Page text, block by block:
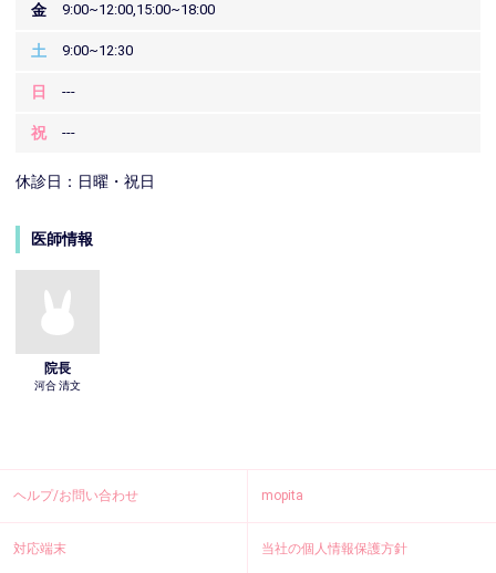
金 9:00~12:00,15:00~18:00
土 9:00~12:30
日 ---
祝 ---
休診日：日曜・祝日
医師情報
院長
河合 清文
ヘルプ/お問い合わせ mopita
対応端末 当社の個人情報保護方針